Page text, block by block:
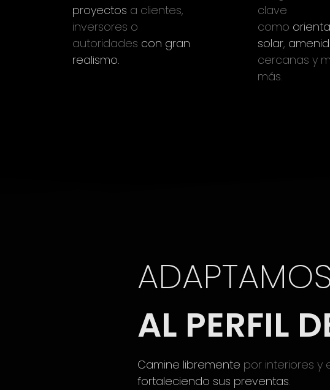
proyectos a clientes,
inversores o
autoridades con gran
realismo.
clave
como
solar,
cercanas y
más.
AL PERFIL
Camine libremente por interiores y
fortaleciendo sus preventas.